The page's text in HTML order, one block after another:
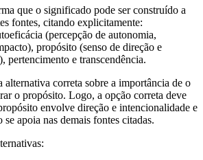
que o significado pode ser construído a
fontes, citando explicitamente:
(percepção de autonomia,
propósito (senso de direção e
pertencimento e transcendência.
alternativa correta sobre a importância de o
o propósito. Logo, a opção correta deve
envolve direção e intencionalidade e
apoia nas demais fontes citadas.